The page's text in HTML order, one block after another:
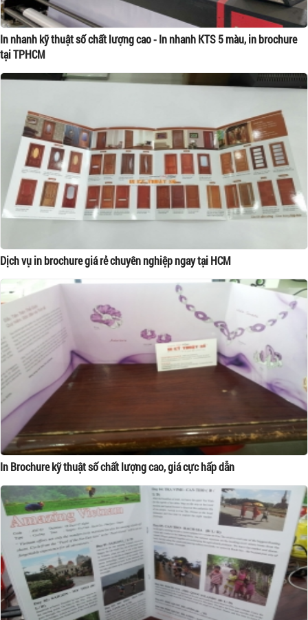
In nhanh kỹ thuật số chất lượng cao - In nhanh KTS 5 màu, in brochure
tại TPHCM
Dịch vụ in brochure giá rẻ chuyên nghiệp ngay tại HCM
In Brochure kỹ thuật số chất lượng cao, giá cực hấp dẫn